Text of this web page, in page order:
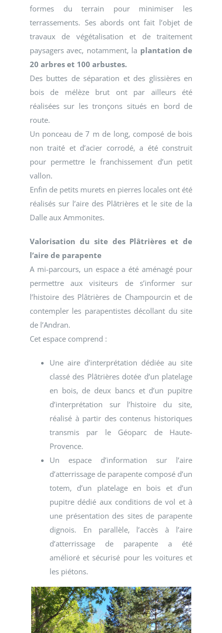
formes du terrain pour minimiser les
terrassements. Ses abords ont fait l’objet de
travaux de végétalisation et de traitement
paysagers avec, notamment, la plantation de
20 arbres et 100 arbustes.
Des buttes de séparation et des glissières en
bois de mélèze brut ont par ailleurs été
réalisées sur les tronçons situés en bord de
route.
Un ponceau de 7 m de long, composé de bois
non traité et d’acier corrodé, a été construit
pour permettre le franchissement d’un petit
vallon.
Enfin de petits murets en pierres locales ont été
réalisés sur l’aire des Plâtrières et le site de la
Dalle aux Ammonites.
Valorisation du site des Plâtrières et de
l’aire de parapente
A mi-parcours, un espace a été aménagé pour
permettre aux visiteurs de s’informer sur
l’histoire des Plâtrières de Champourcin et de
contempler les parapentistes décollant du site
de l’Andran.
Cet espace comprend :
Une aire d’interprétation dédiée au site
classé des Plâtrières dotée d’un platelage
en bois, de deux bancs et d’un pupitre
d’interprétation sur l’histoire du site,
réalisé à partir des contenus historiques
transmis par le Géoparc de Haute-
Provence.
Un espace d’information sur l’aire
d’atterrissage de parapente composé d’un
totem, d’un platelage en bois et d’un
pupitre dédié aux conditions de vol et à
une présentation des sites de parapente
dignois. En parallèle, l’accès à l’aire
d’atterrissage de parapente a été
amélioré et sécurisé pour les voitures et
les piétons.